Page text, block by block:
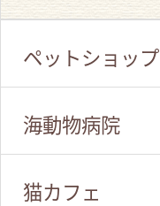
ペットショップ
海動物病院
猫カフェ